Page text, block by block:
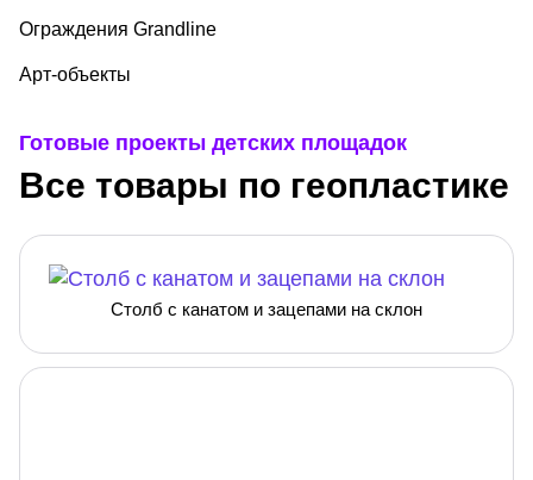
Ограждения Grandline
Арт-объекты
Готовые проекты детских площадок
Все товары по геопластике
Столб с канатом и зацепами на склон